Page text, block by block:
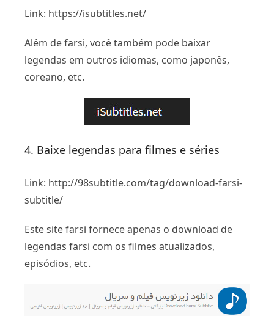
Link: https://isubtitles.net/
Além de farsi, você também pode baixar
legendas em outros idiomas, como japonês,
coreano, etc.
4. Baixe legendas para filmes e séries
Link: http://98subtitle.com/tag/download-farsi-
subtitle/
Este site farsi fornece apenas o download de
legendas farsi com os filmes atualizados,
episódios, etc.